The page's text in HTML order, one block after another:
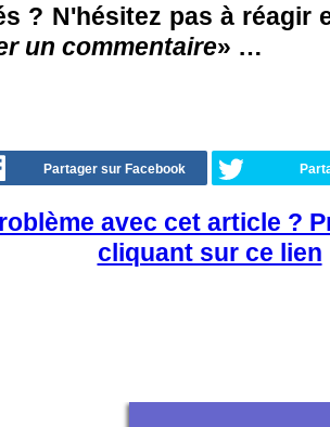
? N'hésitez pas à réagir
un commentaire» …
Partager sur Facebook
avec cet article ?
cliquant sur ce lien